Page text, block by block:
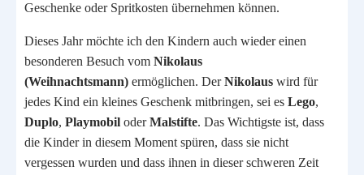
Geschenke oder Spritkosten übernehmen können.
Dieses Jahr möchte ich den Kindern auch wieder einen
besonderen Besuch vom Nikolaus
(Weihnachtsmann) ermöglichen. DerNikolaus wird für
jedes Kind ein kleines Geschenk mitbringen, sei es Lego,
Duplo, Playmobil oderMalstifte. Das Wichtigste ist, dass
die Kinder in diesem Moment spüren, dass sie nicht
vergessen wurden und dass ihnen in dieser schweren Zeit